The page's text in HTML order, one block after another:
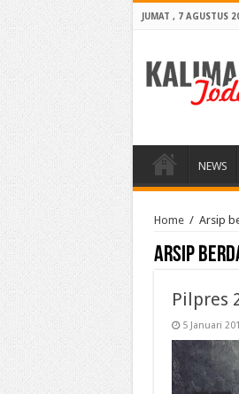
JUMAT , 7 AGUSTUS
NEWS
Home / Arsip
Arsip
Pilpres
5 Januari